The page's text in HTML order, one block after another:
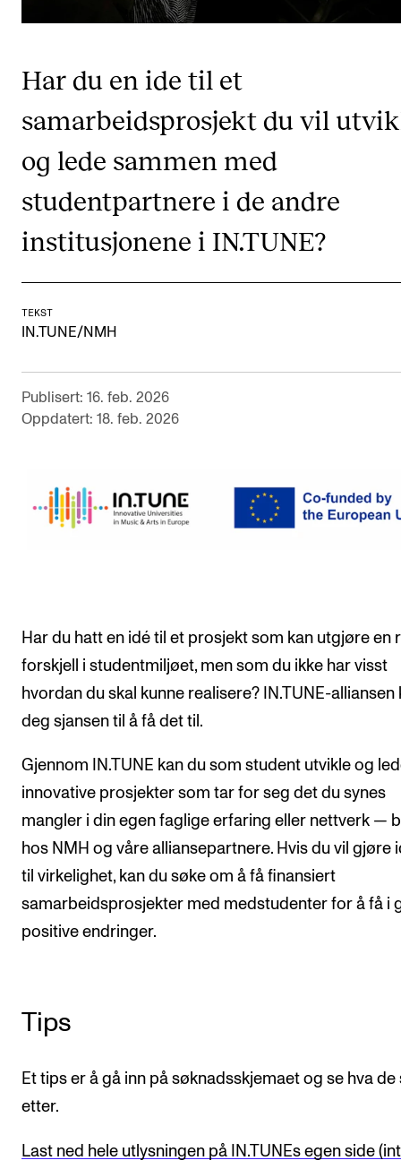
Utveksling og reiser
Mangfold og likestilling
AKTUELT
Nyheter for studenter
Etter noter nyhetsbrev
KONTAKTER
Studentutvalet SUT
Har du en ide til et
samarbeidsprosjekt du vil
og lede sammen med
studentpartnere i de andre
institusjonene i IN.TUNE?
TEKST
IN.TUNE/NMH
Publisert: 16. feb. 2026
Oppdatert: 18. feb. 2026
Har du hatt en idé til et prosjekt som kan utgjøre en
forskjell i studentmiljøet, men som du ikke har visst
hvordan du skal kunne realisere? IN.TUNE-alliansen
deg sjansen til å få det til.
Gjennom IN.TUNE kan du som student utvikle og
innovative prosjekter som tar for seg det du synes
mangler i din egen faglige erfaring eller nettverk —
hos NMH og våre alliansepartnere. Hvis du vil gjøre
til virkelighet, kan du søke om å få finansiert
samarbeidsprosjekter med medstudenter for å få i
positive endringer.
Tips
Et tips er å gå inn på søknadsskjemaet og se hva de
etter.
Last ned hele utlysningen på IN.TUNEs egen side